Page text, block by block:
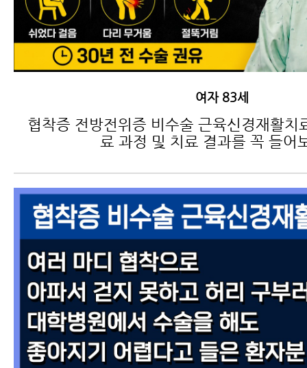
여자 83세
협착증 전방전위증 비수술 근육신경재활치
료 과정 및 치료 결과를 꼭 들어